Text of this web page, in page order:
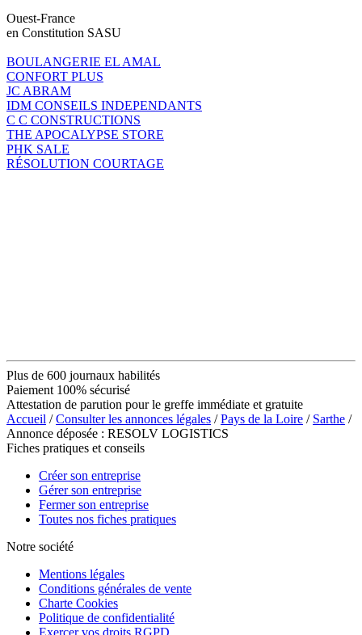
Ouest-France
en Constitution SASU
BOULANGERIE EL AMAL
CONFORT PLUS
JC ABRAM
IDM CONSEILS INDEPENDANTS
C C CONSTRUCTIONS
THE APOCALYPSE STORE
PHK SALE
RÉSOLUTION COURTAGE
Plus de 600 journaux habilités
Paiement 100% sécurisé
Attestation de parution pour le greffe immédiate et gratuite
Accueil /Consulter les annonces légales /Pays de la Loire / Sarthe /
Annonce déposée : RESOLV LOGISTICS
Fiches pratiques et conseils
Créer son entreprise
Gérer son entreprise
Fermer son entreprise
Toutes nos fiches pratiques
Notre société
Mentions légales
Conditions générales de vente
Charte Cookies
Politique de confidentialité
Exercer vos droits RGPD